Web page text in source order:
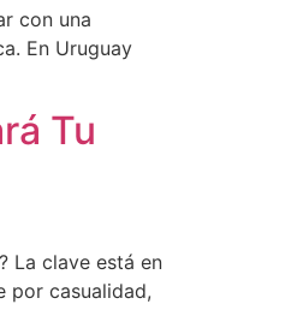
con una
En Uruguay
Tu
La clave está en
por casualidad,